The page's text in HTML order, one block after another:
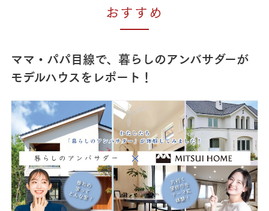
おすすめ
ママ・パパ目線で、暮らしのアンバサダーが
モデルハウスをレポート！